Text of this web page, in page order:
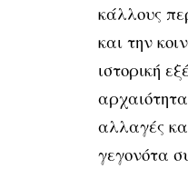
κάλλους
και την
ιστορική
αλλαγές
γεγονότα